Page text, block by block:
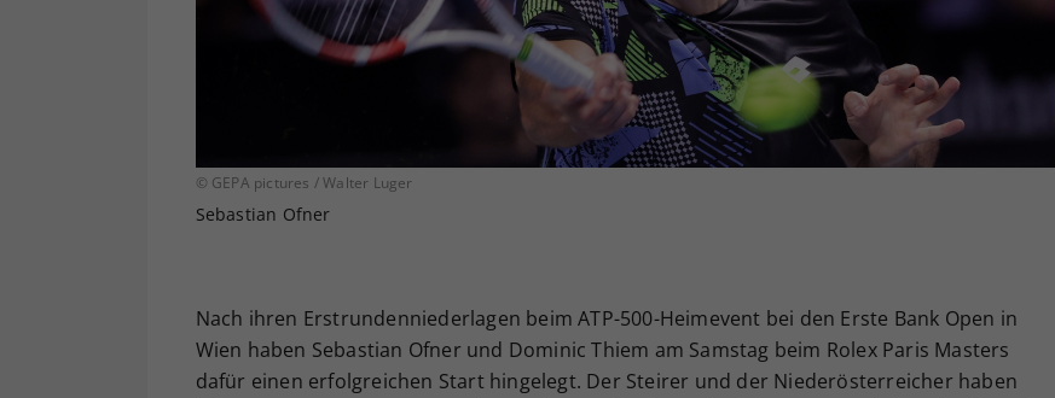
© GEPA pictures / Walter Luger
Sebastian Ofner
Nach ihren Erstrundenniederlagen beim ATP-500-Heimevent bei den Erste Bank Open in
Wien haben Sebastian Ofner und Dominic Thiem am Samstag beim Rolex Paris Masters
dafür einen erfolgreichen Start hingelegt. Der Steirer und der Niederösterreicher haben
Ihrer vorgenommen Einstellungen, falls der
Webseiten-Betreiber dies eingestellt hat.